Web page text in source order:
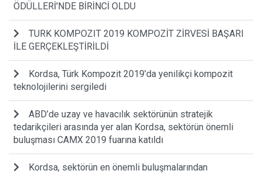
ÖDÜLLERİ'NDE BİRİNCİ OLDU
TURK KOMPOZIT 2019 KOMPOZİT ZİRVESİ BAŞARI
İLE GERÇEKLEŞTİRİLDİ
Kordsa, Türk Kompozit 2019’da yenilikçi kompozit
teknolojilerini sergiledi
ABD’de uzay ve havacılık sektörünün stratejik
tedarikçileri arasında yer alan Kordsa, sektörün önemli
buluşması CAMX 2019 fuarına katıldı
Kordsa, sektörün en önemli buluşmalarından